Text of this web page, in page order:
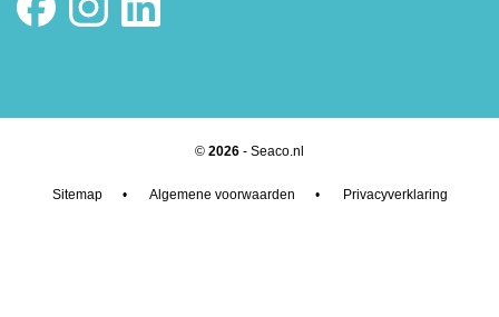
© 2026 - Seaco.nl
Sitemap• Algemene voorwaarden • Privacyverklaring